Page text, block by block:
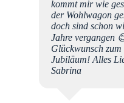
kommt mir wie
der Wohlwagon
doch sind schon
Jahre vergangen
Glückwunsch
Jubiläum! Alles
Sabrina